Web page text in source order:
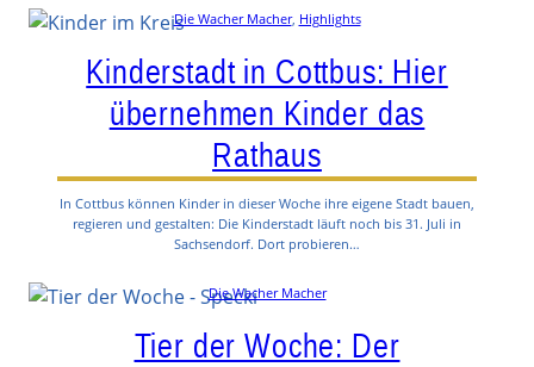
Die Wacher Macher, Highlights
Kinderstadt in Cottbus: Hier
übernehmen Kinder das
Rathaus
In Cottbus können Kinder in dieser Woche ihre eigene Stadt bauen,
regieren und gestalten: Die Kinderstadt läuft noch bis 31. Juli in
Sachsendorf. Dort probieren…
Die Wacher Macher
Tier der Woche: Der